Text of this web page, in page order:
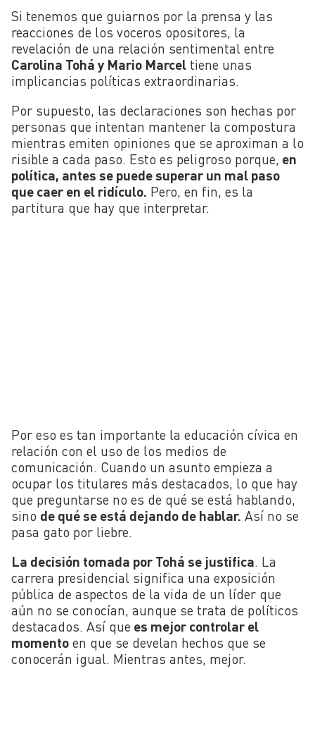
Si tenemos que guiarnos por la prensa y las
reacciones de los voceros opositores, la
revelación de una relación sentimental entre
Carolina Tohá y Mario Marcel tiene unas
implicancias políticas extraordinarias.
Por supuesto, las declaraciones son hechas por
personas que intentan mantener la compostura
mientras emiten opiniones que se aproximan a lo
risible a cada paso. Esto es peligroso porque, en
política, antes se puede superar un mal paso
que caer en el ridículo. Pero, en fin, es la
partitura que hay que interpretar.
Por eso es tan importante la educación cívica en
relación con el uso de los medios de
comunicación. Cuando un asunto empieza a
ocupar los titulares más destacados, lo que hay
que preguntarse no es de qué se está hablando,
sino de qué se está dejando de hablar. Así no se
pasa gato por liebre.
La decisión tomada por Tohá se justifica. La
carrera presidencial significa una exposición
pública de aspectos de la vida de un líder que
aún no se conocían, aunque se trata de políticos
destacados. Así que es mejor controlar el
momento en que se develan hechos que se
conocerán igual. Mientras antes, mejor.